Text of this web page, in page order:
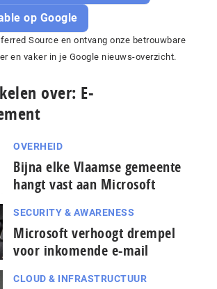
op Google
Source en ontvang onze betrouwbare
en vaker in je Google nieuws-overzicht.
over: E-
OVERHEID
Bijna elke Vlaamse gemeente
hangt vast aan Microsoft
SECURITY & AWARENESS
Microsoft verhoogt drempel
voor inkomende e-mail
CLOUD & INFRASTRUCTUUR